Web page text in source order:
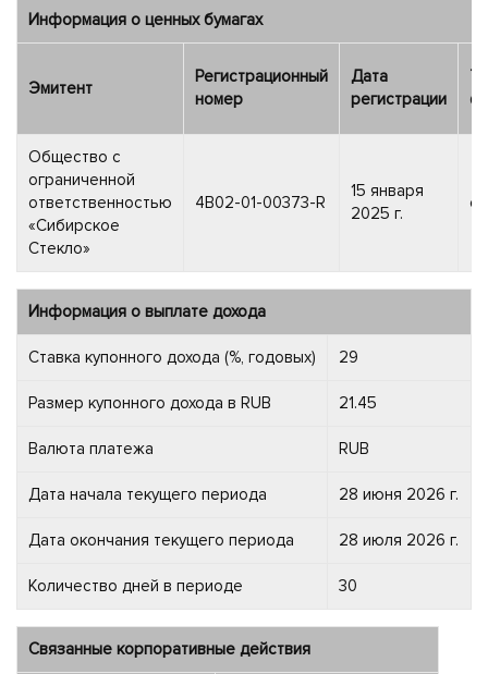
Информация о ценных бумагах
Эмитент
Регистрационный
номер
Дата
регистрации
Общество с
ограниченной
ответственностью
«Сибирское
Стекло»
4B02-01-00373-R
15 января
2025 г.
Информация о выплате дохода
Ставка купонного дохода (%, годовых) 29
Размер купонного дохода в RUB 21.45
Валюта платежа RUB
Дата начала текущего периода 28 июня 2026 г.
Дата окончания текущего периода 28 июля 2026 г.
Количество дней в периоде 30
Связанные корпоративные действия